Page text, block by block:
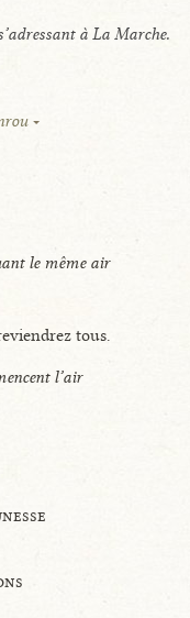
à La Marche.
le même air
tous.
l’air